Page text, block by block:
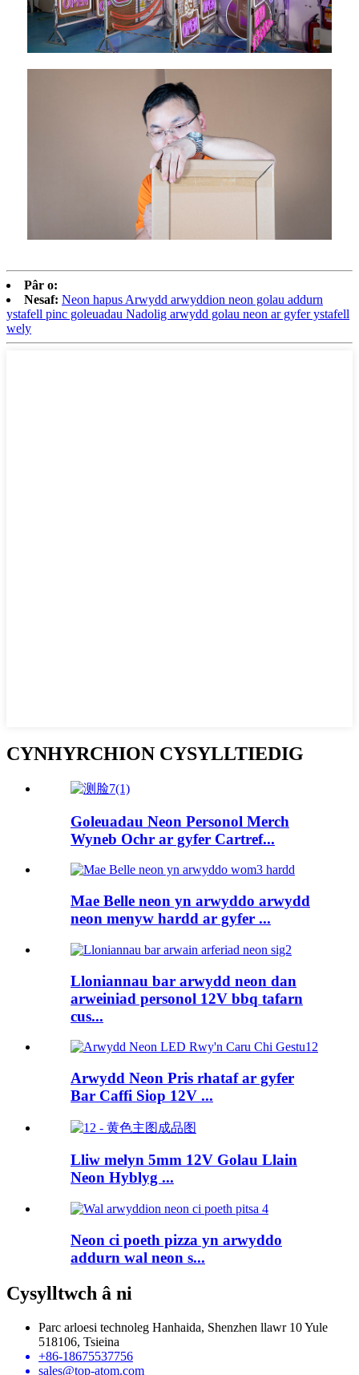
Pâr o:
Nesaf: Neon hapus Arwydd arwyddion neon golau addurn
ystafell pinc goleuadau Nadolig arwydd golau neon ar gyfer ystafell
wely
CYNHYRCHION CYSYLLTIEDIG
Goleuadau Neon Personol Merch
Wyneb Ochr ar gyfer Cartref...
Mae Belle neon yn arwyddo arwydd
neon menyw hardd ar gyfer ...
Lloniannau bar arwydd neon dan
arweiniad personol 12V bbq tafarn
cus...
Arwydd Neon Pris rhataf ar gyfer
Bar Caffi Siop 12V ...
Lliw melyn 5mm 12V Golau Llain
Neon Hyblyg ...
Neon ci poeth pizza yn arwyddo
addurn wal neon s...
Cysylltwch â ni
Parc arloesi technoleg Hanhaida, Shenzhen llawr 10 Yule
518106, Tsieina
+86-18675537756
sales@top-atom.com